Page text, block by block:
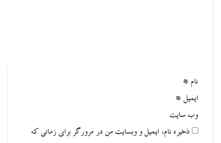
نام *
ایمیل *
وب‌ سایت
ذخیره نام، ایمیل و وبسایت من در مرورگر برای زمانی که